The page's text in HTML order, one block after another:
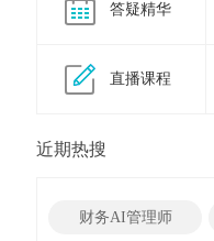
答疑精华
直播课程
近期热搜
财务AI管理师